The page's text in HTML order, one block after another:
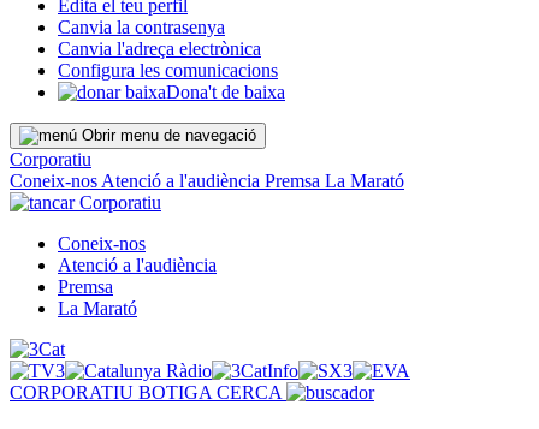
Edita el teu perfil
Canvia la contrasenya
Canvia l'adreça electrònica
Configura les comunicacions
Dona't de baixa
Obrir menu de navegació
Corporatiu
Coneix-nos Atenció a l'audiència Premsa La Marató
Corporatiu
Coneix-nos
Atenció a l'audiència
Premsa
La Marató
CORPORATIU BOTIGA CERCA